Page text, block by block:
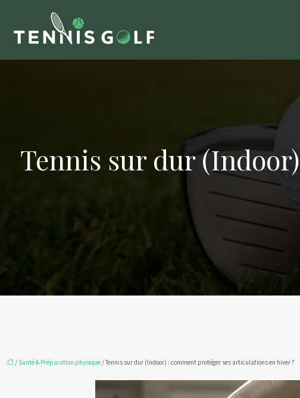
Tennis sur dur
/ Santé & Préparation physique / Tennis sur dur (Indoor) : comment protéger ses articulations en hiver ?